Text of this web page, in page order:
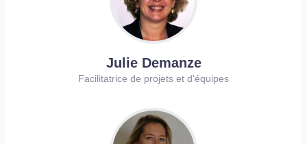
Julie Demanze
Facilitatrice de projets et d'équipes